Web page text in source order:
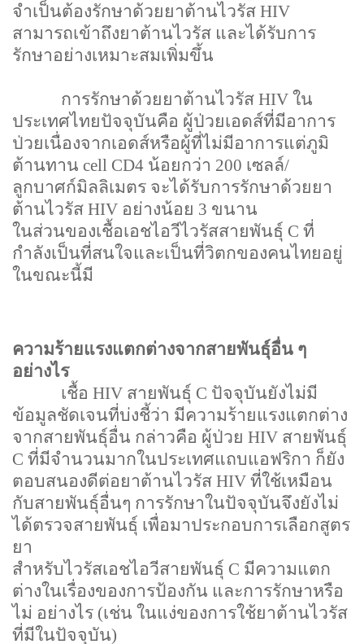
จำเป็นต้องรักษาด้วยยาต้านไวรัส HIV
สามารถเข้าถึงยาต้านไวรัส และได้รับการ
รักษาอย่างเหมาะสมเพิ่มขึ้น
การรักษาด้วยยาต้านไวรัส HIV ใน
ประเทศไทยปัจจุบันคือ ผู้ป่วยเอดส์ที่มีอาการ
ป่วยเนื่องจากเอดส์หรือผู้ที่ไม่มีอาการแต่ภูมิ
ต้านทาน cell CD4 น้อยกว่า 200 เซลล์/
ลูกบาศก์มิลลิเมตร จะได้รับการรักษาด้วยยา
ต้านไวรัส HIV อย่างน้อย 3 ขนาน
ในส่วนของเชื้อเอชไอวีไวรัสสายพันธุ์ C ที่
กำลังเป็นที่สนใจและเป็นที่วิตกของคนไทยอยู่
ในขณะนี้มี
ความร้ายแรงแตกต่างจากสายพันธุ์อื่น ๆ
อย่างไร
เชื้อ HIV สายพันธุ์ C ปัจจุบันยังไม่มี
ข้อมูลชัดเจนที่บ่งชี้ว่า มีความร้ายแรงแตกต่าง
จากสายพันธุ์อื่น กล่าวคือ ผู้ป่วย HIV สายพันธุ์
C ที่มีจำนวนมากในประเทศแถบแอฟริกา ก็ยัง
ตอบสนองดีต่อยาต้านไวรัส HIV ที่ใช้เหมือน
กับสายพันธุ์อื่นๆ การรักษาในปัจจุบันจึงยังไม่
ได้ตรวจสายพันธุ์ เพื่อมาประกอบการเลือกสูตร
ยา
สำหรับไวรัสเอชไอวีสายพันธุ์ C มีความแตก
ต่างในเรื่องของการป้องกัน และการรักษาหรือ
ไม่ อย่างไร (เช่น ในแง่ของการใช้ยาต้านไวรัส
ที่มีในปัจจุบัน)